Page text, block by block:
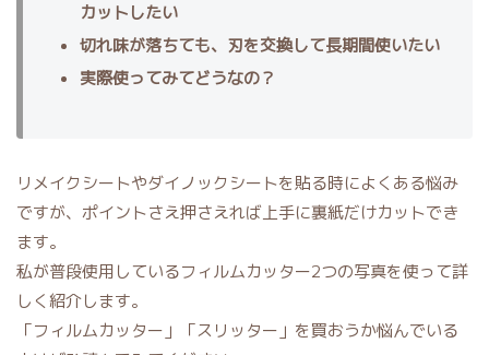
カットしたい
切れ味が落ちても、刃を交換して長期間使いたい
実際使ってみてどうなの？
リメイクシートやダイノックシートを貼る時によくある悩み
ですが、ポイントさえ押さえれば上手に裏紙だけカットでき
ます。
私が普段使用しているフィルムカッター2つの写真を使って詳
しく紹介します。
「フィルムカッター」「スリッター」を買おうか悩んでいる